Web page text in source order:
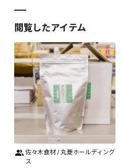
閲覧したアイテム
佐々木食材 / 丸菱ホールディング
ス